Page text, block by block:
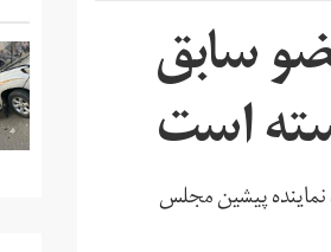
سابق
است
نماینده پیشین مجلس